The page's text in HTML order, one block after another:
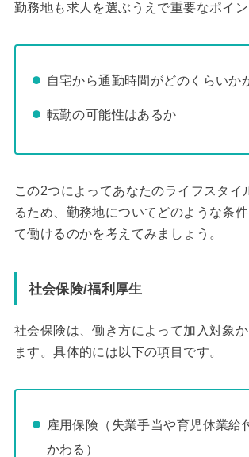
勤務地も求人を選ぶうえで重要なポイン
自宅から通勤時間がどのくらいか
転勤の可能性はあるか
この2つによってあなたのライフスタイ
るため、勤務地についてどのような条
て働けるのかを考えてみましょう。
社会保険/福利厚生
社会保険は、働き方によって加入対象
ます。具体的には以下の項目です。
雇用保険（失業手当や育児休業給
かわる）